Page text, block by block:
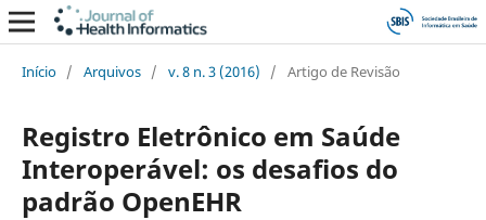
Início / Arquivos / v. 8 n. 3 (2016) / Artigo de Revisão
Registro Eletrônico em Saúde
Interoperável: os desafios do
padrão OpenEHR